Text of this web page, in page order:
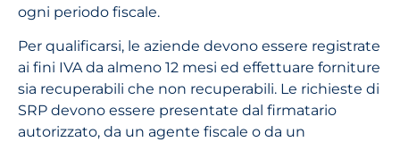
ogni periodo fiscale.
Per qualificarsi, le aziende devono essere registrate
ai fini IVA da almeno 12 mesi ed effettuare forniture
sia recuperabili che non recuperabili. Le richieste di
SRP devono essere presentate dal firmatario
autorizzato, da un agente fiscale o da un